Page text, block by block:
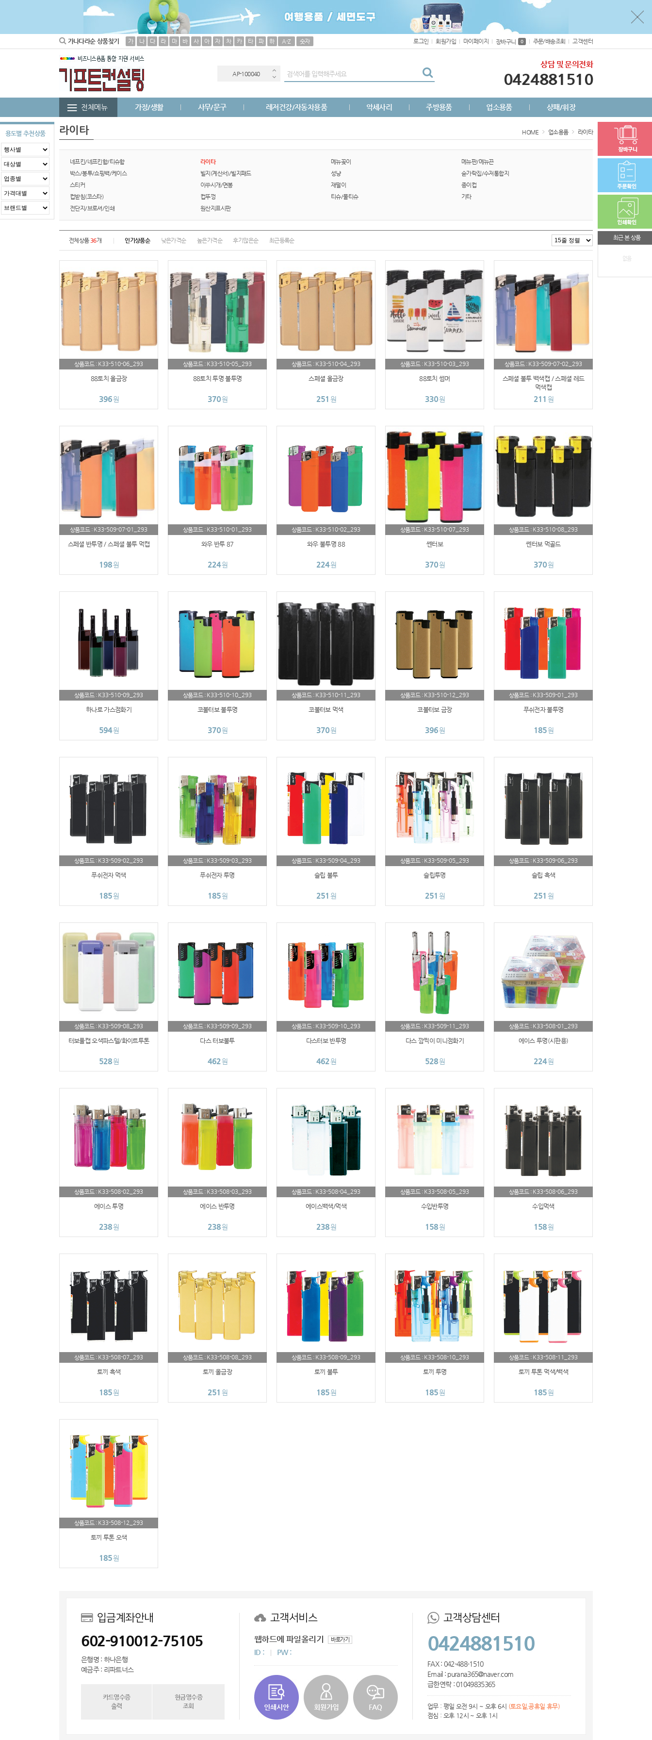
가나다라순 상품찾기 가 나 다 라 마 바 사 아 자 차 카 타 파 하 A-Z 숫자 로그인 회원가입 마이페이지 장바구니 0 주문/배송조회 고객센터
보조배터리
AP-100040
AP-100031
AP-100013
AP-100028
AP-100048
AP-100015
AP-100038
AP-100079
usb
AP-100003
AP-100062
AP-100185
AP-100020
보조배터리
AP-100033
AP-100040
AP-100031
AP-100013
AP-100049
AP-100029
AP-100100
AP-100017
AP-100110
AP-100015
AP-100003
AP-100062
AP-100073
AP-100067
AP-100020
보조배터리
상담 및 문의전화
0424881510
전체메뉴 가정/생활 사무/문구 레저건강/자동차용품 악세사리 주방용품 업소용품 상패/휘장
용도별 추천상품
최근 본 상품
없음
라이타 HOME 업소용품 라이타
네프킨/네프킨함/티슈함 라이타 메뉴꽂이
메뉴판/메뉴끈
박스/봉투/쇼핑백/케이스
빌지(계산서)/빌지패드 성냥
숟가락집/수저통합지
스티커
이쑤시개/면봉 재떨이
종이컵
컵받침(코스타)
컵뚜껑 티슈/물티슈
기타
전단지/브로셔/인쇄
원산지표시판
전체상품 36개 인기상품순 낮은가격순 높은가격순 후기많은순 최근등록순
상품코드 : K33-510-06_293
88토치 올금장
396원
상품코드 : K33-510-05_293
88토치 투명 불투명
370원
상품코드 : K33-510-04_293
스페셜 올금장
251 원
상품코드 : K33-510-03_293
88토치 썸머
330원
상품코드 : K33-509-07-02_293
스페셜 불투 백색캡 / 스페셜 레드
먹색캡
211 원
상품코드 : K33-509-07-01_293
스페셜 반투명 / 스페셜 불투 먹캡
198원
상품코드 : K33-510-01_293
와우 반투 87
224원
상품코드 : K33-510-02_293
와우 불투명 88
224원
상품코드 : K33-510-07_293
쎈터보
370원
상품코드 : K33-510-08_293
쎈터보 먹골드
370원
상품코드 : K33-510-09_293
하나로 가스점화기
594원
상품코드 : K33-510-10_293
코불터보 불투명
370원
상품코드 : K33-510-11_293
코불터보 먹색
370원
상품코드 : K33-510-12_293
코불터보 금장
396원
상품코드 : K33-509-01_293
푸쉬전자 불투명
185원
상품코드 : K33-509-02_293
푸쉬전자 먹색
185원
상품코드 : K33-509-03_293
푸쉬전자 투명
185원
상품코드 : K33-509-04_293
슬립 불투
251 원
상품코드 : K33-509-05_293
슬립투명
251 원
상품코드 : K33-509-06_293
슬립 흑색
251 원
상품코드 : K33-509-08_293
터보풀캡 오색파스텔/화이트투톤
528원
상품코드 : K33-509-09_293
다스 터보불투
462원
상품코드 : K33-509-10_293
다스터보 반투명
462원
상품코드 : K33-509-11_293
다스 깜찍이 미니점화기
528원
상품코드 : K33-508-01_293
에이스 투명(시판용)
224원
상품코드 : K33-508-02_293
에이스 투명
238원
상품코드 : K33-508-03_293
에이스 반투명
238원
상품코드 : K33-508-04_293
에이스백색/먹색
238원
상품코드 : K33-508-05_293
수입반투명
158원
상품코드 : K33-508-06_293
수입먹색
158원
상품코드 : K33-508-07_293
토끼 흑색
185원
상품코드 : K33-508-08_293
토끼 올금장
251 원
상품코드 : K33-508-09_293
토끼 불투
185원
상품코드 : K33-508-10_293
토끼 투명
185원
상품코드 : K33-508-11_293
토끼 투톤 먹색/백색
185원
상품코드 : K33-508-12_293
토끼 투톤 오색
185원
입금계좌안내
602-910012-75105
은행명 : 하나은행
예금주 : 리파트너스
카드영수증
출력
현금영수증
조회
고객서비스
웹하드에 파일올리기 바로가기
ID : PW :
고객상담센터
0424881510
FAX : 042-488-1510
Email : purana365@naver.com
급한연락 : 01049835365
업무 : 평일 오전 9시 ~ 오후 6시 (토요일,공휴일 휴무)
점심 : 오후 12시 ~ 오후 1시